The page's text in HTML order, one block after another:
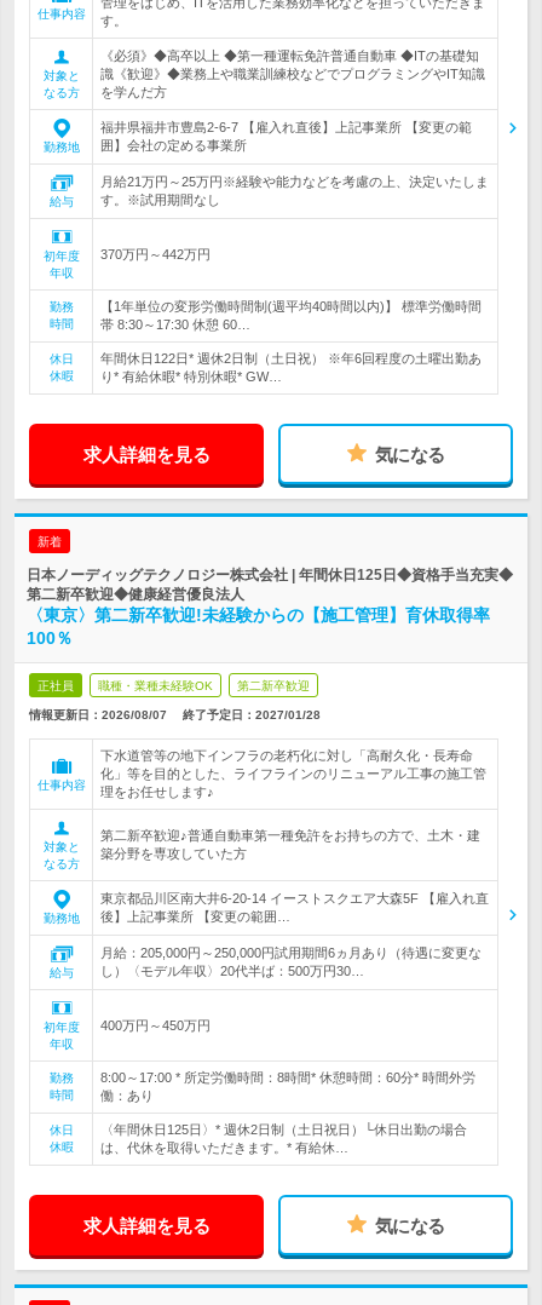
仕事内容
す。
対象と
なる方
《必須》◆高卒以上 ◆第一種運転免許普通自動車 ◆ITの基礎知
識《歓迎》◆業務上や職業訓練校などでプログラミングやIT知識
を学んだ方
勤務地
福井県福井市豊島2-6-7 【雇入れ直後】上記事業所 【変更の範
囲】会社の定める事業所
給与
月給21万円～25万円※経験や能力などを考慮の上、決定いたしま
す。※試用期間なし
初年度
年収
370万円～442万円
勤務
時間
【1年単位の変形労働時間制(週平均40時間以内)】 標準労働時間
帯 8:30～17:30 休憩 60…
休日
休暇
年間休日122日* 週休2日制（土日祝） ※年6回程度の土曜出勤あ
り* 有給休暇* 特別休暇* GW…
求人詳細を見る 気になる
新着
日本ノーディッグテクノロジー株式会社 | 年間休日125日◆資格手当充実◆
第二新卒歓迎◆健康経営優良法人
〈東京〉第二新卒歓迎!未経験からの【施工管理】育休取得率
100％
正社員 職種・業種未経験OK 第二新卒歓迎
情報更新日：2026/08/07 終了予定日： 2027/01/28
仕事内容
下水道管等の地下インフラの老朽化に対し「高耐久化・長寿命
化」等を目的とした、ライフラインのリニューアル工事の施工管
理をお任せします♪
対象と
なる方
第二新卒歓迎♪普通自動車第一種免許をお持ちの方で、土木・建
築分野を専攻していた方
勤務地
東京都品川区南大井6-20-14 イーストスクエア大森5F 【雇入れ直
後】上記事業所 【変更の範囲…
給与
月給：205,000円～250,000円試用期間6ヵ月あり（待遇に変更な
し）〈モデル年収〉20代半ば：500万円30…
初年度
年収
400万円～450万円
勤務
時間
8:00～17:00 * 所定労働時間：8時間* 休憩時間：60分* 時間外労
働：あり
休日
休暇
〈年間休日125日〉* 週休2日制（土日祝日）└休日出勤の場合
は、代休を取得いただきます。* 有給休…
求人詳細を見る 気になる